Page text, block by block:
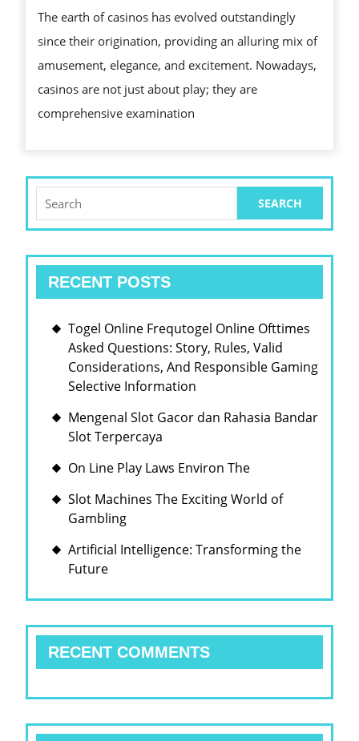
MODERN
DAY
ON-
LINE
The earth of casinos has evolved outstandingly
since their origination, providing an alluring mix of
amusement, elegance, and excitement. Nowadays,
casinos are not just about play; they are
comprehensive examination
for:
RECENT POSTS
Togel Online Frequtogel Online Ofttimes
Asked Questions: Story, Rules, Valid
Considerations, And Responsible Gaming
Selective Information
Mengenal Slot Gacor dan Rahasia Bandar
Slot Terpercaya
On Line Play Laws Environ The
Slot Machines The Exciting World of
Gambling
Artificial Intelligence: Transforming the
Future
RECENT COMMENTS